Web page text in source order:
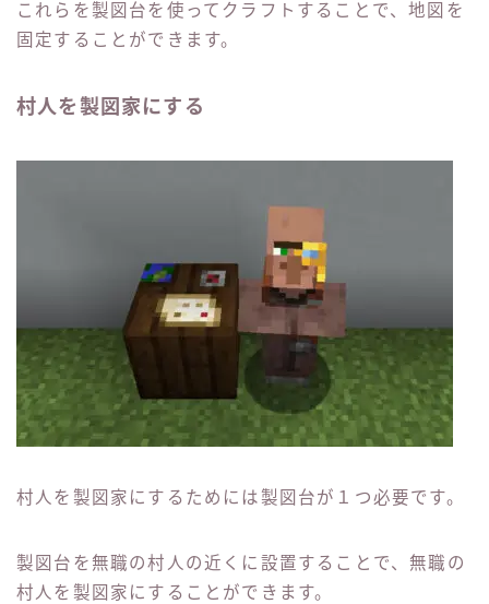
これらを製図台を使ってクラフトすることで、地図を
固定することができます。
村人を製図家にする
村人を製図家にするためには製図台が１つ必要です。
製図台を無職の村人の近くに設置することで、無職の
村人を製図家にすることができます。